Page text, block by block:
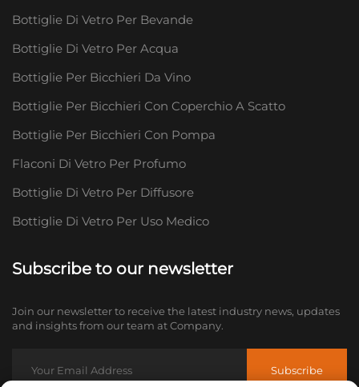
Bottiglie Di Vetro Per Bevande
Bottiglie Di Vetro Per Acqua
Bottiglie Per Bicchieri Da Vino
Bottiglie Per Bicchieri Con Coperchio A Scatto
Bottiglie Per Bicchieri Con Pompa
Flaconi Di Vetro Per Profumo
Bottiglie Di Vetro Per Diffusore
Bottiglie Di Vetro Per Uso Medico
Subscribe to our newsletter
Join our newsletter to receive the latest industry news, updates
and insights from our team at Company.
Subscribe